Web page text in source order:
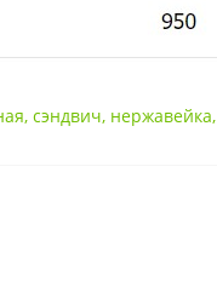
, сэндвич, нержавейка,